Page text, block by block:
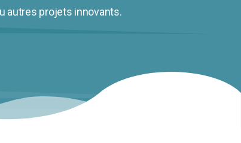
autres projets innovants.